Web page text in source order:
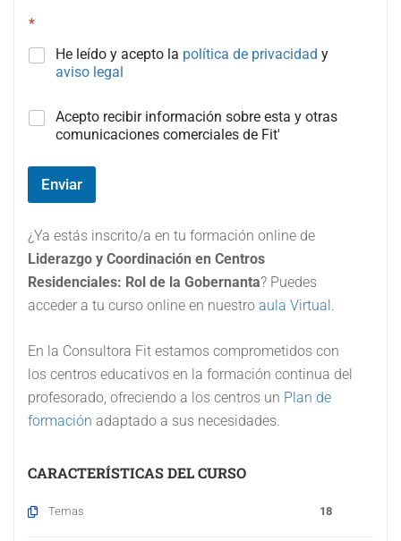
*
He leído y acepto la política de privacidad y
aviso legal
C
p
#
(
c
o
p
i
Acepto recibir información sobre esta y otras
comunicaciones comerciales de Fit'
Enviar
¿Ya estás inscrito/a en tu formación online de
Liderazgo y Coordinación en Centros
Residenciales: Rol de la Gobernanta? Puedes
acceder a tu curso online en nuestro aula Virtual .
En la Consultora Fit estamos comprometidos con
los centros educativos en la formación continua del
profesorado, ofreciendo a los centros un Plan de
formación adaptado a sus necesidades.
CARACTERÍSTICAS DEL CURSO
Temas 18